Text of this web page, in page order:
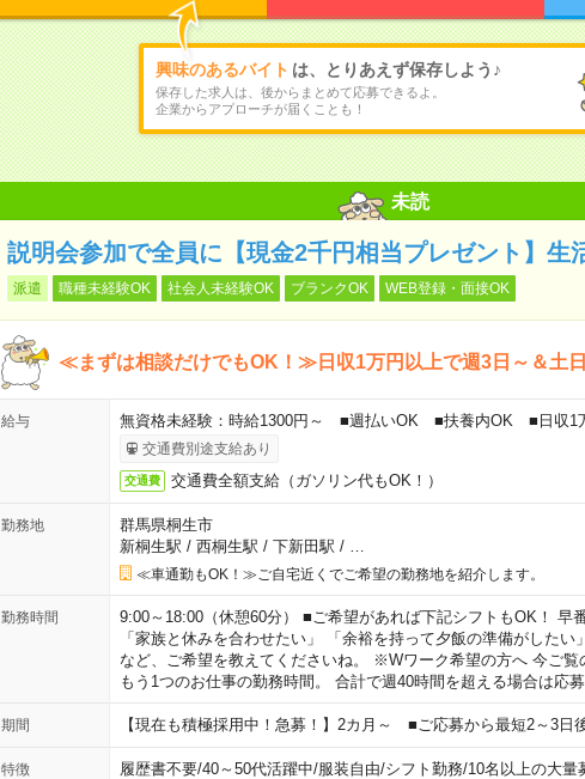
興味のあるバイト は、とりあえず保存しよう♪
保存した求人は、後からまとめて応募できるよ。
企業からアプローチが届くことも！
未読
説明会参加で全員に【現金2千円相当プレゼント】生
派遣 職種未経験OK 社会人未経験OK ブランクOK WEB登録・面接OK
≪まずは相談だけでもOK！≫日収1万円以上で週3日～＆土日
給与 無資格未経験：時給1300円～ ■週払いOK ■扶養内OK ■日収1
交通費別途支給あり
交通費 交通費全額支給（ガソリン代もOK！）
勤務地
群馬県桐生市
新桐生駅 / 西桐生駅 / 下新田駅 /
≪車通勤もOK！≫ご自宅近くでご希望の勤務地を紹介します。
勤務時間
9:00～18:00（休憩60分） ■ご希望があれば下記シフトもOK！ 早
「家族と休みを合わせたい」 「余裕を持って夕飯の準備がしたい
など、ご希望を教えてくださいね。 ※Wワーク希望の方へ 今ご覧
もう1つのお仕事の勤務時間。 合計で週40時間を超える場合は応募
期間 【現在も積極採用中！急募！】2カ月～ ■ご応募から最短2～3日
特徴 履歴書不要/40～50代活躍中/服装自由/シフト勤務/10名以上の大量